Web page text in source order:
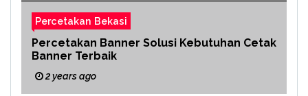
Percetakan Bekasi
Percetakan Banner Solusi Kebutuhan Cetak
Banner Terbaik
2 years ago